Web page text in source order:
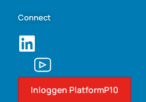
Connect
Inloggen PlatformP10